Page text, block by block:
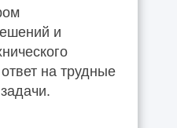
и
на трудные